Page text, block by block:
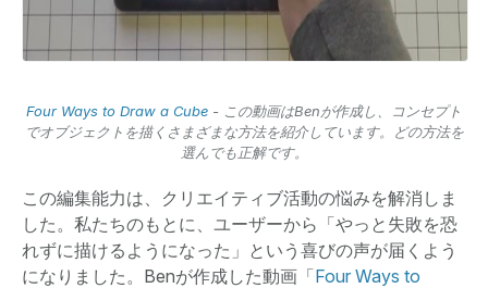
Four Ways to Draw a Cube - この動画はBenが作成し、コンセプト
でオブジェクトを描くさまざまな方法を紹介しています。どの方法を
選んでも正解です。
この編集能力は、クリエイティブ活動の悩みを解消しま
した。私たちのもとに、ユーザーから「やっと失敗を恐
れずに描けるようになった」という喜びの声が届くよう
になりました。Benが作成した動画「Four Ways to